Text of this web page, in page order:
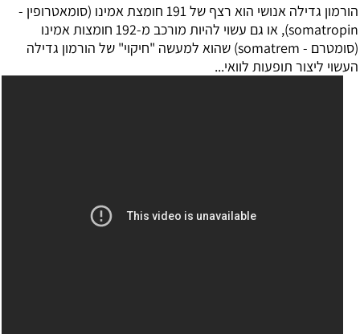
הורמון גדילה אנושי הוא רצף של 191 חומצת אמינו ( סומאטרופין -
somatropin), או גם עשוי להיות מורכב מ-192 חומצות אמינו
(סומטרם - somatrem) שהוא למעשה "חיקוי" של הורמון גדילה
העשוי ליצור תופעות לוואי...